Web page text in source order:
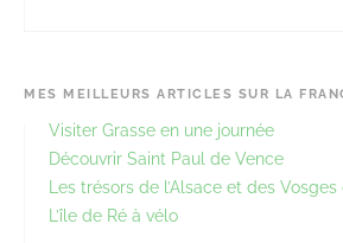
MES MEILLEURS ARTICLES SUR LA
Visiter Grasse en une journée
Découvrir Saint Paul de Vence
Les trésors de l’Alsace et des
L’île de Ré à vélo